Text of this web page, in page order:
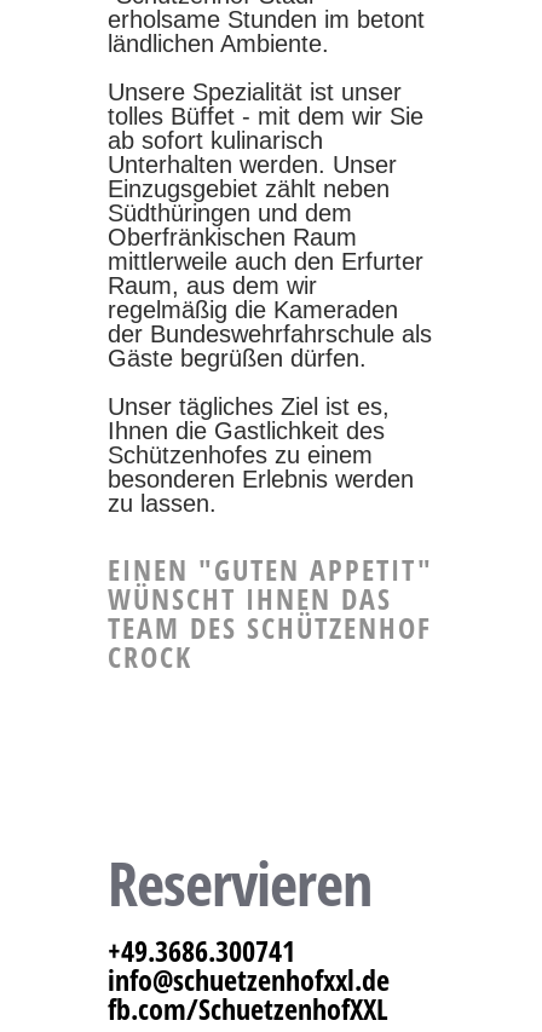
erholsame Stunden im betont
ländlichen Ambiente.
Unsere Spezialität ist unser
tolles Büffet - mit dem wir Sie
ab sofort kulinarisch
Unterhalten werden. Unser
Einzugsgebiet zählt neben
Südthüringen und dem
Oberfränkischen Raum
mittlerweile auch den Erfurter
Raum, aus dem wir
regelmäßig die Kameraden
der Bundeswehrfahrschule als
Gäste begrüßen dürfen.
Unser tägliches Ziel ist es,
Ihnen die Gastlichkeit des
Schützenhofes zu einem
besonderen Erlebnis werden
zu lassen.
EINEN "GUTEN APPETIT"
WÜNSCHT IHNEN DAS
TEAM DES SCHÜTZENHOF
CROCK
Reservieren
+49.3686.300741
info@schuetzenhofxxl.de
fb.com/SchuetzenhofXXL